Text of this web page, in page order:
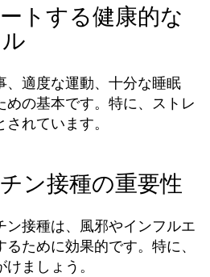
トする健康的な
、適度な運動、十分な睡眠
めの基本です。特に、ストレ
れています。
ン接種の重要性
ン接種は、風邪やインフルエ
ために効果的です。特に、
ましょう。